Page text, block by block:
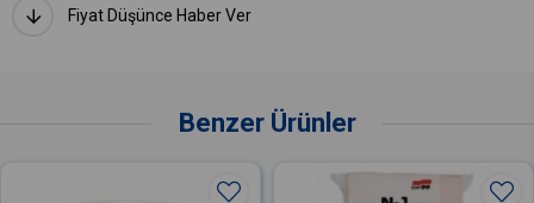
Fiyat Düşünce Haber Ver
Benzer Ürünler